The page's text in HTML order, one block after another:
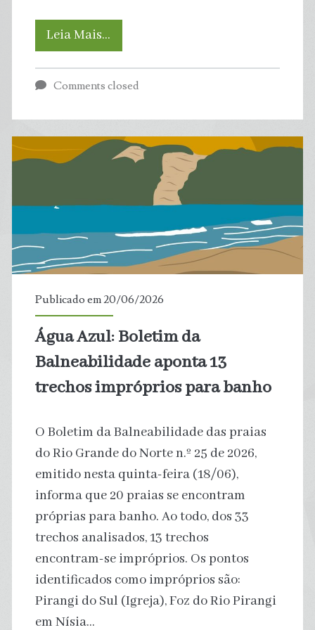
Leia Mais…
pode
consumir
do
a
população
global,
relatório
da
ONU
Comments closed
Publicado em 20/06/2026
Água Azul: Boletim da
Balneabilidade aponta 13
trechos impróprios para banho
O Boletim da Balneabilidade das praias
do Rio Grande do Norte n.º 25 de 2026,
emitido nesta quinta-feira (18/06),
informa que 20 praias se encontram
próprias para banho. Ao todo, dos 33
trechos analisados, 13 trechos
encontram-se impróprios. Os pontos
identificados como impróprios são:
Pirangi do Sul (Igreja), Foz do Rio Pirangi
em Nísia…